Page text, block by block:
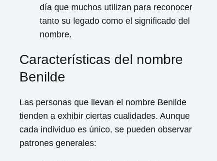
día que muchos utilizan para reconocer
tanto su legado como el significado del
nombre.
Características del nombre
Benilde
Las personas que llevan el nombre Benilde
tienden a exhibir ciertas cualidades. Aunque
cada individuo es único, se pueden observar
patrones generales: